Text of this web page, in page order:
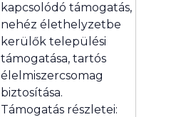
kapcsolódó támogatás,
nehéz élethelyzetbe
kerülők települési
támogatása, tartós
élelmiszercsomag
biztosítása.
Támogatás részletei: